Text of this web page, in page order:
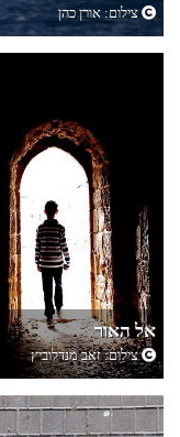
צילום: אורן כהן
אל האור
צילום:זאב מנדלוביץ